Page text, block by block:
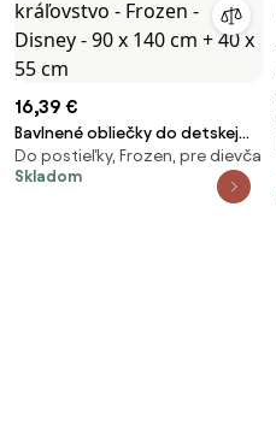
16,39 €
Bavlnené obliečky do detskej
postieľky Ľadové kráľovstvo -
Frozen - Disney - 90 x 140 cm +
Do postieľky, Frozen, pre dievča
Skladom